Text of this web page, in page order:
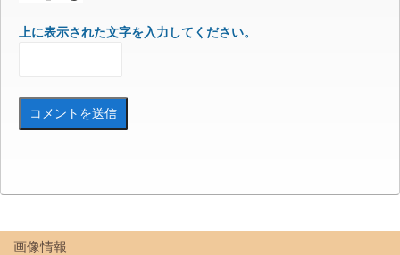
上に表示された文字を入力してください。
画像情報